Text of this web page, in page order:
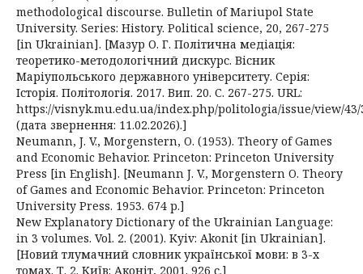
methodological discourse. Bulletin of Mariupol State
University. Series: History. Political science, 20, 267-275
[in Ukrainian]. [Мазур О. Г. Політична медіація:
теоретико-методологічний дискурс. Вісник
Маріупольського державного університету. Серія:
Історія. Політологія. 2017. Вип. 20. С. 267-275. URL:
https://visnyk.mu.edu.ua/index.php/politologia/issue/view/43/
(дата звернення: 11.02.2026).]
Neumann, J. V., Morgenstern, O. (1953). Theory of Games
and Economic Behavior. Princeton: Princeton University
Press [in English]. [Neumann J. V., Morgenstern O. Theory
of Games and Economic Behavior. Princeton: Princeton
University Press. 1953. 674 p.]
New Explanatory Dictionary of the Ukrainian Language:
in 3 volumes. Vol. 2. (2001). Kyiv: Akonit [in Ukrainian].
[Новий тлумачний словник української мови: в 3-х
томах. Т. 2. Київ: Аконіт, 2001. 926 с.]